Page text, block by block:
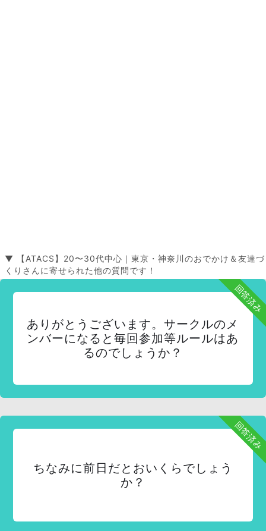
▼ 【ATACS】20〜30代中心｜東京・神奈川のおでかけ＆友達づ
くりさんに寄せられた他の質問です！
回答済み
ありがとうございます。サークルのメ
ンバーになると毎回参加等ルールはあ
るのでしょうか？
回答済み
ちなみに前日だとおいくらでしょう
か？